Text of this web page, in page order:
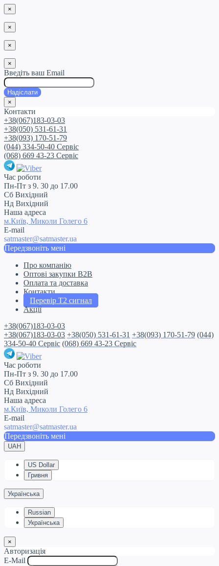
×
×
×
×
Введіть ваш Email
Надіслати
×
Контакти
+38(067)183-03-03
+38(050) 531-61-31
+38(093) 170-51-79
(044) 334-50-40 Сервіс
(068) 669 43-23 Сервіс
Час роботи
Пн-Пт з 9. 30 до 17.00
Сб Вихідний
Нд Вихідний
Наша адреса
м.Київ, Миколи Голего 6
E-mail
satmaster@satmaster.ua
Передзвоніть мені
Про компанію
Оптові закупки B2B
Оплата та доставка
Контакти
Перевір Т2 сигнал
Акції
+38(067)183-03-03
+38(067)183-03-03 +38(050) 531-61-31 +38(093) 170-51-79 (044)
334-50-40 Сервіс (068) 669 43-23 Сервіс
Час роботи
Пн-Пт з 9. 30 до 17.00
Сб Вихідний
Нд Вихідний
Наша адреса
м.Київ, Миколи Голего 6
E-mail
satmaster@satmaster.ua
Передзвоніть мені
UAH
US Dollar
Гривня
Українська
Russian
Українська
×
Авторизація
E-Mail